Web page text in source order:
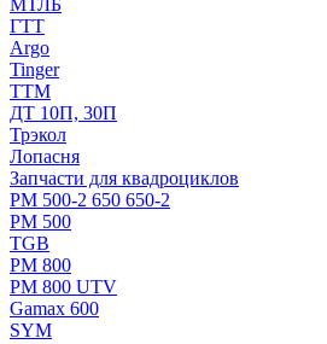
МТЛБ
ГТТ
Argo
Tinger
ТТМ
ДТ 10П, 30П
Трэкол
Лопасня
Запчасти для квадроциклов
РМ 500-2 650 650-2
РМ 500
TGB
РМ 800
РМ 800 UTV
Gamax 600
SYM